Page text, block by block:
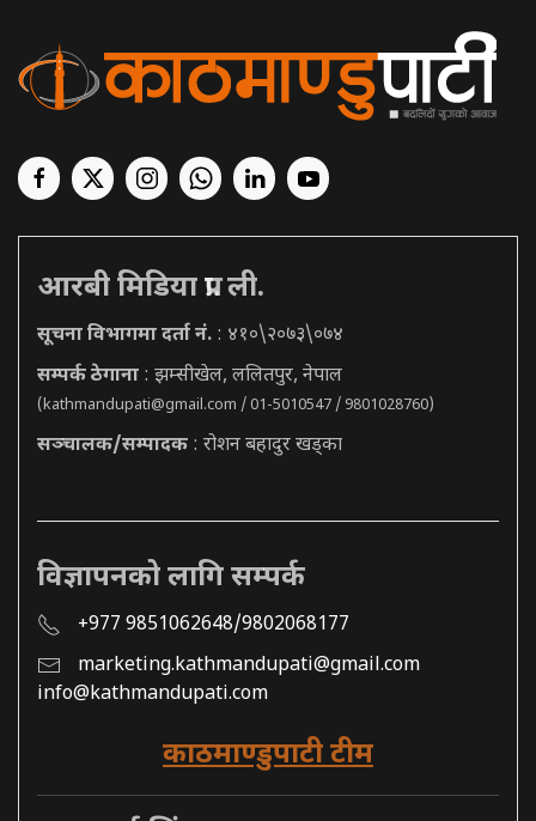
आरबी मिडिया प्रा. ली.
सूचना विभागमा दर्ता नं. : ४१०\२०७३\०७४
सम्पर्क ठेगाना : झम्सीखेल, ललितपुर, नेपाल
(kathmandupati@gmail.com / 01-5010547 / 9801028760)
सञ्चालक/सम्पादक : रोशन बहादुर खड्का
विज्ञापनको लागि सम्पर्क
+977 9851062648/9802068177
marketing.kathmandupati@gmail.com
info@kathmandupati.com
काठमाण्डुपाटी टीम